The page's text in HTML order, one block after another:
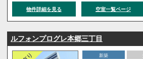
物件詳細を見る 空室一覧ページ
ルフォンプログレ本郷三丁目
新築